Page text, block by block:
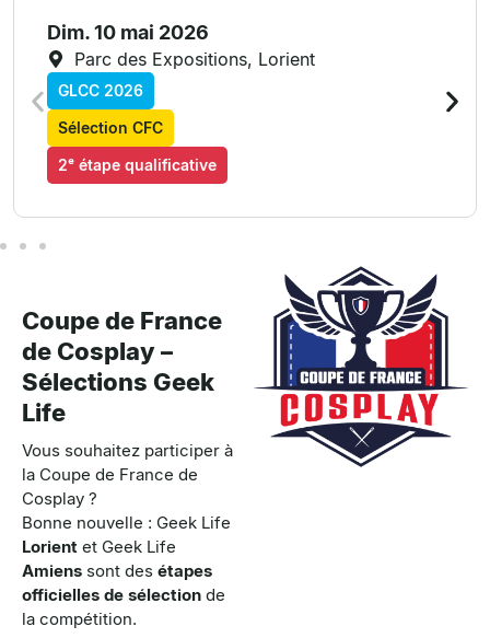
Dim. 10 mai 2026
Parc des Expositions, Lorient
GLCC 2026
Sélection CFC
2ᵉ étape qualificative
Coupe de France
de Cosplay –
Sélections Geek
Life
Vous souhaitez participer à
la Coupe de France de
Cosplay ?
Bonne nouvelle : Geek Life
Lorient et Geek Life
Amiens sont des étapes
officielles de sélection de
la compétition.